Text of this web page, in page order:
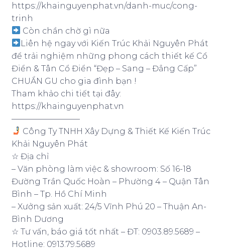
https://khainguyenphat.vn/danh-muc/cong-
trinh
Còn chần chờ gì nữa
Liên hệ ngay với Kiến Trúc Khải Nguyên Phát
để trải nghiệm những phong cách thiết kế Cổ
Điển & Tân Cổ Điển “Đẹp – Sang – Đẳng Cấp”
CHUẨN GU cho gia đình bạn !
Tham khảo chi tiết tại đây:
https://khainguyenphat.vn
————————–
Công Ty TNHH Xây Dựng & Thiết Kế Kiến Trúc
Khải Nguyên Phát
☆ Địa chỉ
– Văn phòng làm việc & showroom: Số 16-18
Đường Trần Quốc Hoàn – Phường 4 – Quận Tân
Bình – Tp. Hồ Chí Minh
– Xưởng sản xuất: 24/5 Vĩnh Phú 20 – Thuận An-
Bình Dương
☆ Tư vấn, báo giá tốt nhất – ĐT: 0903.89.5689 –
Hotline: 0913.79.5689